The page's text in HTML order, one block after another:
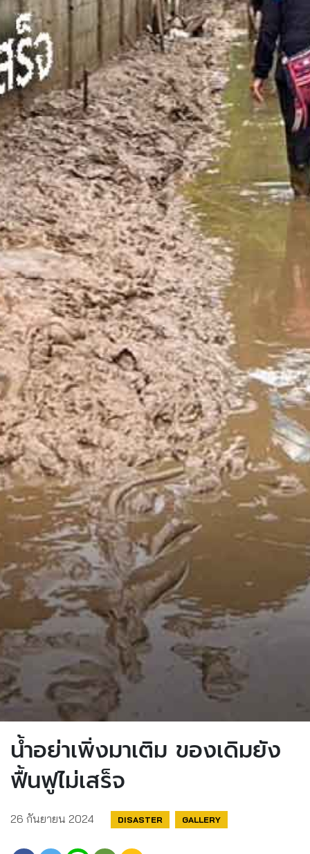
น้ำอย่าเพิ่งมาเติม ของเดิมยัง
ฟื้นฟูไม่เสร็จ
26 กันยายน 2024 DISASTER GALLERY